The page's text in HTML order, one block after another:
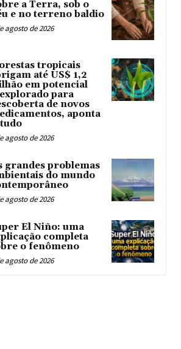
a Terra, sob o
e no terreno baldio
agosto de 2026
tropicais
até US$ 1,2
em potencial
para
de novos
aponta
agosto de 2026
grandes problemas
do mundo
agosto de 2026
El Niño: uma
completa
o fenômeno
agosto de 2026